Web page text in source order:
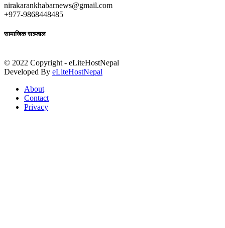
nirakarankhabarnews@gmail.com
+977-9868448485
सामाजिक सञ्जाल
© 2022 Copyright - eLiteHostNepal
Developed By eLiteHostNepal
About
Contact
Privacy